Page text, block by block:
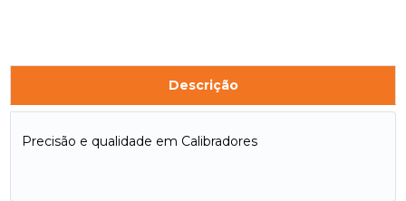
Descrição
Precisão e qualidade em Calibradores